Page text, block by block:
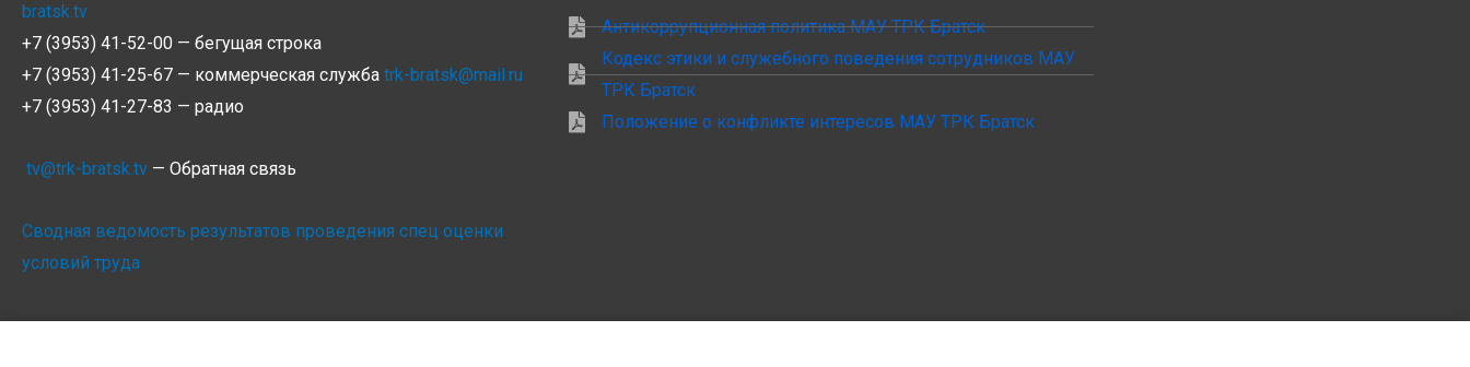
bratsk.tv
+7 (3953) 41-52-00 — бегущая строка
+7 (3953) 41-25-67 — коммерческая служба trk-bratsk@mail.ru
+7 (3953) 41-27-83 — радио
tv@trk-bratsk.tv — Обратная связь
Сводная ведомость результатов проведения спец оценки
условий труда
Антикоррупционная политика МАУ ТРК Братск
Кодекс этики и служебного поведения сотрудников МАУ
ТРК Братск
Положение о конфликте интересов МАУ ТРК Братск